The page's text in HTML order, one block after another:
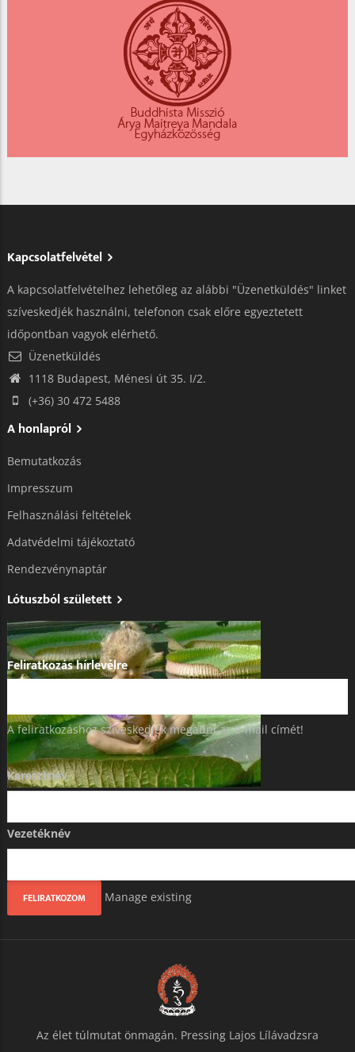
Kapcsolatfelvétel
A kapcsolatfelvételhez lehetőleg az alábbi "Üzenetküldés" linket
szíveskedjék használni, telefonon csak előre egyeztetett
időpontban vagyok elérhető.
Üzenetküldés
1118 Budapest, Ménesi út 35. I/2.
(+36) 30 472 5488
A honlapról
Bemutatkozás
Impresszum
Felhasználási feltételek
Adatvédelmi tájékoztató​
Rendezvénynaptár
Lótuszból született
Feliratkozás hírlevélre
A feliratkozáshoz szíveskedjék megadni az e-mail címét!
Keresztnév
Vezetéknév
Manage existing
Az élet túlmutat önmagán. Pressing Lajos Lílávadzsra